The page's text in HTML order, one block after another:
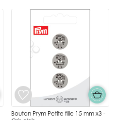
Bouton Prym Petite fille 15 mm x3 -